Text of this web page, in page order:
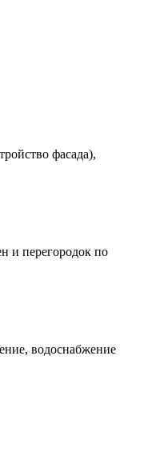
фасада),
и перегородок по
водоснабжение